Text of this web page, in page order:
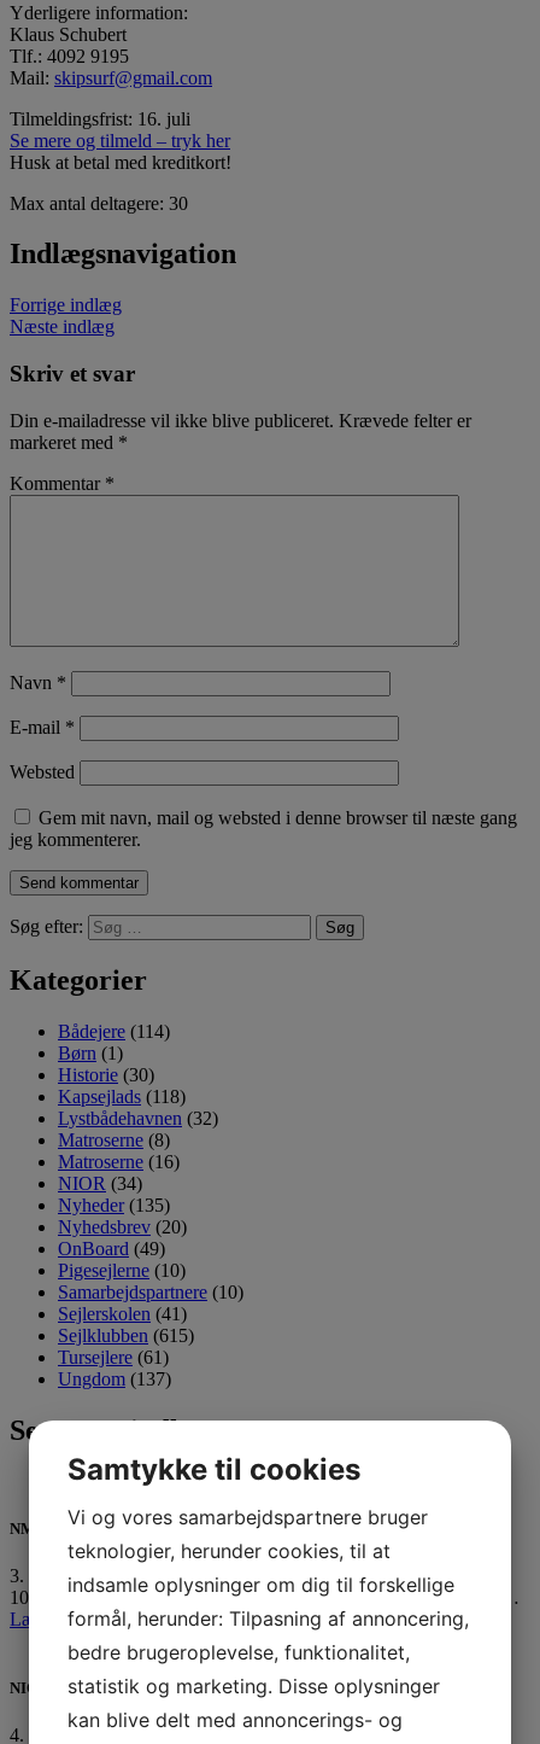
Yderligere information:
Klaus Schubert
Tlf.: 4092 9195
Mail: skipsurf@gmail.com
Tilmeldingsfrist: 16. juli
Se mere og tilmeld – tryk her
Husk at betal med kreditkort!
Max antal deltagere: 30
Indlægsnavigation
Forrige indlæg
Næste indlæg
Skriv et svar
Din e-mailadresse vil ikke blive publiceret. Krævede felter er
markeret med *
Kommentar *
Navn *
E-mail *
Websted
Gem mit navn, mail og websted i denne browser til næste gang
jeg kommenterer.
Søg efter:
Kategorier
Bådejere (114)
Børn (1)
Historie (30)
Kapsejlads (118)
Lystbådehavnen (32)
Matroserne (8)
Matroserne (16)
NIOR (34)
Nyheder (135)
Nyhedsbrev (20)
OnBoard (49)
Pigesejlerne (10)
Samarbejdspartnere (10)
Sejlerskolen (41)
Sejlklubben (615)
Tursejlere (61)
Ungdom (137)
Seneste 3 indlæg
NM medaljer til unge Horsens sejlere
3. august 2026
10 af vores ungdomssejlere er netop hjemvendt fra Nordic Youth…
Læs mere »
NIOR sejlerret uge 33
4. august 2026
Samtykke til cookies
Vi og vores samarbejdspartnere bruger
teknologier, herunder cookies, til at
indsamle oplysninger om dig til forskellige
formål, herunder: Tilpasning af annoncering,
bedre brugeroplevelse, funktionalitet,
statistik og marketing. Disse oplysninger
kan blive delt med annoncerings- og